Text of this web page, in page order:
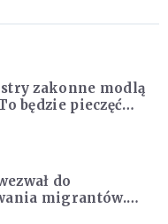
zakonne modlą
będzie pieczęć
naszej wiary"
do
migrantów.
przeciwko